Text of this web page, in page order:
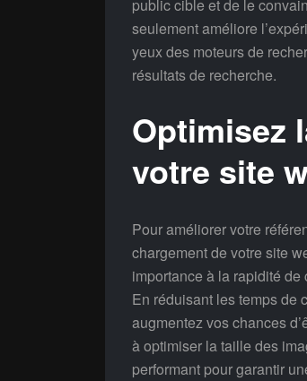
public cible et de le
seulement améliore
yeux des moteurs de
résultats de recherche.
Optimisez
votre site
Pour améliorer votre
chargement de votre site
importance à la rapidité de
En réduisant les temps de
augmentez vos chances
à optimiser la taille des
performant pour garantir